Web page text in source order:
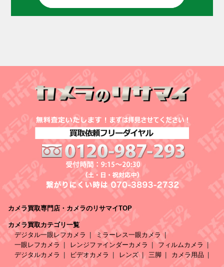
カメラ買取専門店・カメラのリサマイTOP
カメラ買取カテゴリ一覧
デジタル一眼レフカメラ
ミラーレス一眼カメラ
一眼レフカメラ
レンジファインダーカメラ
フィルムカメラ
デジタルカメラ
ビデオカメラ レンズ 三脚 カメラ用品